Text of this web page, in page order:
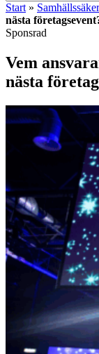
Start »
nästa
Sponsrad
Vem
nästa